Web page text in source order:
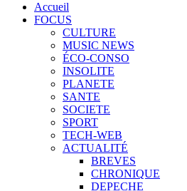
Accueil
FOCUS
CULTURE
MUSIC NEWS
ÉCO-CONSO
INSOLITE
PLANETE
SANTE
SOCIETE
SPORT
TECH-WEB
ACTUALITÉ
BREVES
CHRONIQUE
DEPECHE